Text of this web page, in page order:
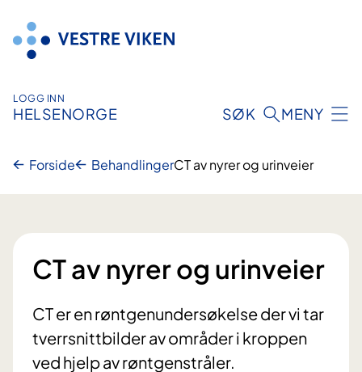
innhold
LOGG INN
HELSENORGE SØK MENY
Forside BehandlingerCT av nyrer og urinveier
CT av nyrer og urinveier
CT er en røntgenundersøkelse der vi tar
tverrsnittbilder av områder i kroppen
ved hjelp av røntgenstråler.